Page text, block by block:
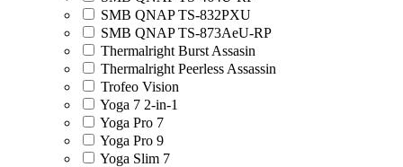
SMB QNAP TS-832PXU
SMB QNAP TS-873AeU-RP
Thermalright Burst Assasin
Thermalright Peerless Assassin
Trofeo Vision
Yoga 7 2-in-1
Yoga Pro 7
Yoga Pro 9
Yoga Slim 7